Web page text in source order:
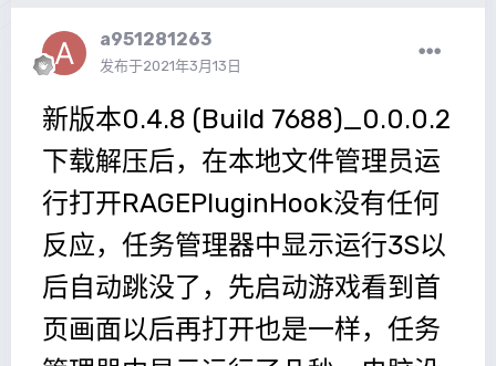
a951281263
发布于2021年3月13日
新版本0.4.8 (Build 7688)_0.0.0.2
下载解压后，在本地文件管理员运
行打开RAGEPluginHook没有任何
反应，任务管理器中显示运行3S以
后自动跳没了，先启动游戏看到首
页画面以后再打开也是一样，任务